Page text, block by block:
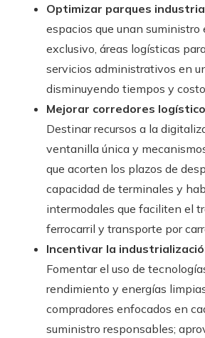
Optimizar parques
espacios que unan suministro
exclusivo, áreas logísticas
servicios administrativos en
disminuyendo tiempos y
Mejorar corredores
Destinar recursos a la
ventanilla única y
que acorten los plazos de
capacidad de terminales y
intermodales que faciliten el
ferrocarril y transporte por
Incentivar la
Fomentar el uso de
rendimiento y energías
compradores enfocados en
suministro responsables;